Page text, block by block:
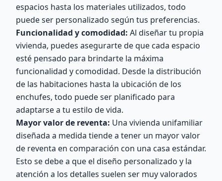
espacios hasta los materiales utilizados, todo
puede ser personalizado según tus preferencias.
Funcionalidad y comodidad: Al diseñar tu propia
vivienda, puedes asegurarte de que cada espacio
esté pensado para brindarte la máxima
funcionalidad y comodidad. Desde la distribución
de las habitaciones hasta la ubicación de los
enchufes, todo puede ser planificado para
adaptarse a tu estilo de vida.
Mayor valor de reventa: Una vivienda unifamiliar
diseñada a medida tiende a tener un mayor valor
de reventa en comparación con una casa estándar.
Esto se debe a que el diseño personalizado y la
atención a los detalles suelen ser muy valorados